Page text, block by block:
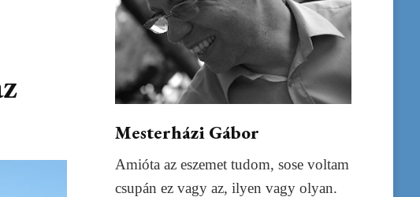
Mesterházi Gábor
Amióta az eszemet tudom, sose voltam
csupán ez vagy az, ilyen vagy olyan.